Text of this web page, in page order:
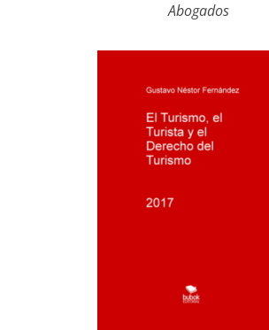
Abogados